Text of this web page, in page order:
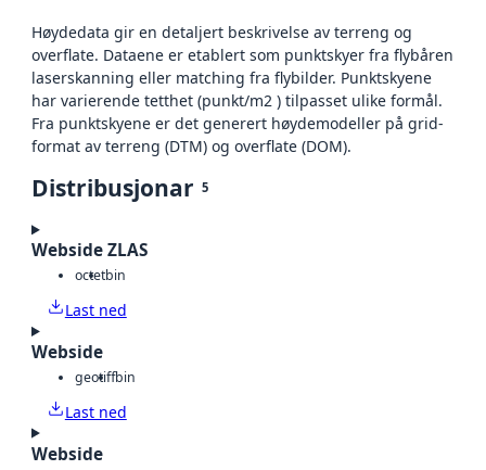
Høydedata gir en detaljert beskrivelse av terreng og
overflate. Dataene er etablert som punktskyer fra flybåren
laserskanning eller matching fra flybilder. Punktskyene
har varierende tetthet (punkt/m2 ) tilpasset ulike formål.
Fra punktskyene er det generert høydemodeller på grid-
format av terreng (DTM) og overflate (DOM).
Distribusjonar 5
Webside ZLAS
octetbin
Last ned
Webside
geotiffbin
Last ned
Webside